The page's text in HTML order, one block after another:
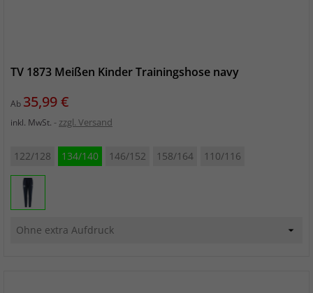
TV 1873 Meißen Kinder Trainingshose navy
Ab Preis
35,99 €
inkl. MwSt. zzgl. Versand
122/128 134/140 146/152 158/164 110/116